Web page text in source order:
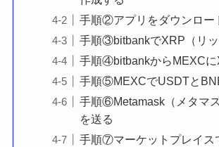
手順②アプリをダウンロー
手順③bitbankでXRP（リッ
手順④bitbankからMEXCに
手順⑤MEXCでUSDTと
手順⑥Metamask（メタマ
を送る
手順⑦マーケットプレイス